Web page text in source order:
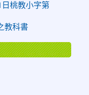
桃教小字第
教科書